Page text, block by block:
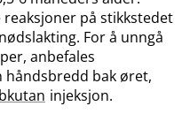
på stikkstedet
For å unngå
anbefales
bak øret,
injeksjon.